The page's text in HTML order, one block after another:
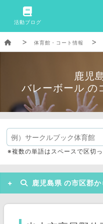
活動ブログ
体育館・コート情報
鹿児
バレーボール の
※複数の単語はスペースで区切
鹿児島県 の市区郡
鹿児島市 出水市